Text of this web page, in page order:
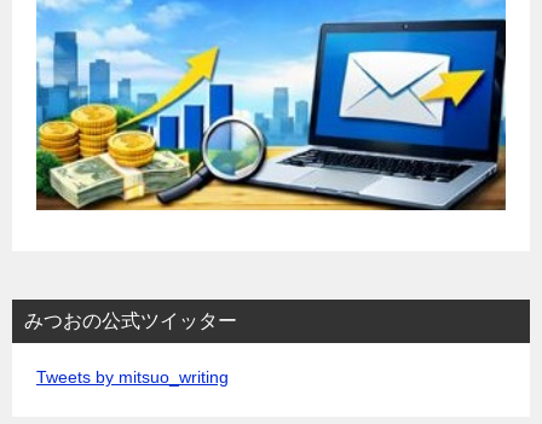
みつおの公式ツイッター
Tweets by mitsuo_writing